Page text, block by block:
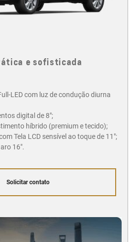
e sofisticada
LED com luz de condução diurna
digital de 8";
híbrido (premium e tecido);
Tela LCD sensível ao toque de 11";
16".
Solicitar contato